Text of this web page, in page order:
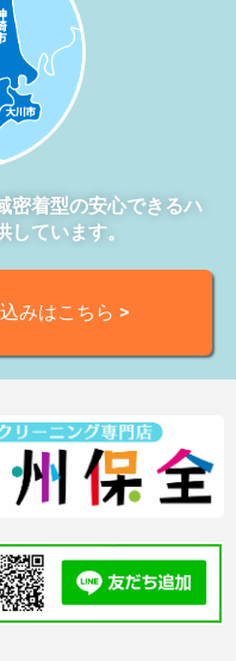
密着型の安心できるハ
ています。
みはこちら >